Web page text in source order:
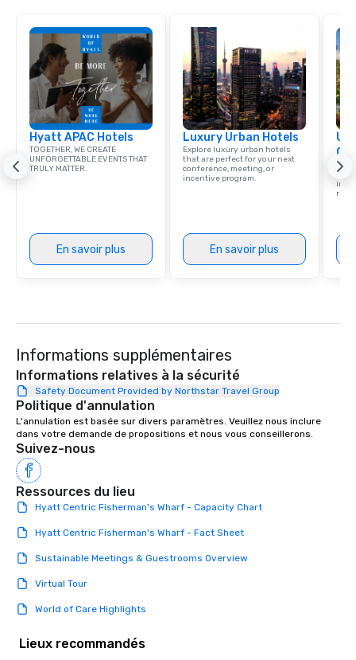
across destinations
Miami, Los Angeles,
Las Vegas, Chicago,
New Orleans, we
local expertise, and
ground support to
life.
Hyatt APAC Hotels
TOGETHER, WE CREATE
UNFORGETTABLE EVENTS THAT
TRULY MATTER.
En savoir plus
Luxury Urban Hotels
Explore luxury urban hotels
that are perfect for your next
conference, meeting, or
incentive program.
En savoir plus
Find
Informations supplémentaires
Informations relatives à la sécurité
Safety Document Provided by Northstar Travel Group
Politique d'annulation
L'annulation est basée sur divers paramètres. Veuillez nous inclure
dans votre demande de propositions et nous vous conseillerons.
Suivez-nous
Ressources du lieu
Hyatt Centric Fisherman's Wharf - Capacity Chart
Hyatt Centric Fisherman's Wharf - Fact Sheet
Sustainable Meetings & Guestrooms Overview
Virtual Tour
World of Care Highlights
Lieux recommandés